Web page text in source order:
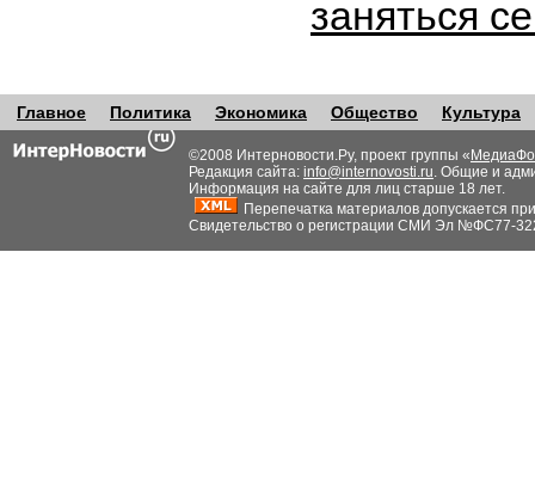
заняться
Главное Политика Экономика Общество Культура
©2008 Интерновости.Ру, проект группы «
Редакция сайта: info@internovosti.ru. Общие и
Информация на сайте для лиц старше 18 лет.
Перепечатка материалов допускается
Свидетельство о регистрации СМИ Эл №ФС77-